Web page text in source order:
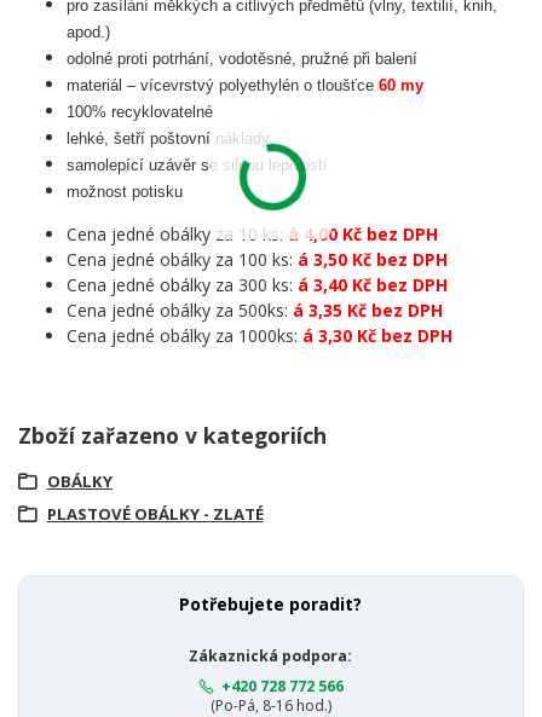
pro zasílání měkkých a citlivých předmětů (vlny, textilií, knih,
apod.)
odolné proti potrhání, vodotěsné, pružné při balení
materiál – vícevrstvý polyethylén o tloušťce 60 my
100% recyklovatelné
lehké, šetří poštovní náklady
samolepící uzávěr se silnou lepivostí
možnost potisku
Cena jedné obálky za 10 ks: á 4,00 Kč bez DPH
Cena jedné obálky za 100 ks: á 3,50 Kč bez DPH
Cena jedné obálky za 300 ks: á 3,40 Kč bez DPH
Cena jedné obálky za 500ks: á 3,35 Kč bez DPH
Cena jedné obálky za 1000ks: á 3,30 Kč bez DPH
Zboží zařazeno v kategoriích
OBÁLKY
PLASTOVÉ OBÁLKY - ZLATÉ
Potřebujete poradit?
Zákaznická podpora:
+420 728 772 566
(Po-Pá, 8-16 hod.)